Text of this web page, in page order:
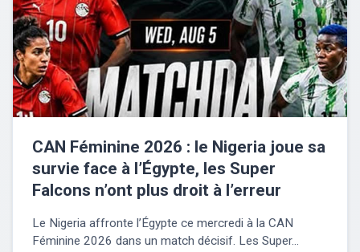
CAN Féminine 2026 : le Nigeria joue sa
survie face à l’Égypte, les Super
Falcons n’ont plus droit à l’erreur
Le Nigeria affronte l’Égypte ce mercredi à la CAN
Féminine 2026 dans un match décisif. Les Super...